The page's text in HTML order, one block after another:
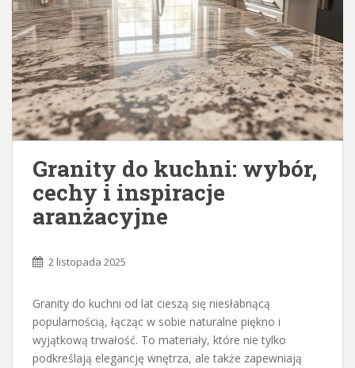
Granity do kuchni: wybór,
cechy i inspiracje
aranżacyjne
2 listopada 2025
Granity do kuchni od lat cieszą się niesłabnącą
popularnością, łącząc w sobie naturalne piękno i
wyjątkową trwałość. To materiały, które nie tylko
podkreślają elegancję wnętrza, ale także zapewniają